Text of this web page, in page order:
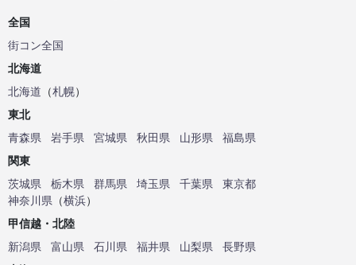
全国
街コン全国
北海道
北海道 （札幌）
東北
青森県
岩手県 宮城県 秋田県 山形県
福島県
関東
茨城県
栃木県 群馬県 埼玉県 千葉県
東京都
神奈川県 （横浜）
甲信越・北陸
新潟県
富山県 石川県 福井県 山梨県
長野県